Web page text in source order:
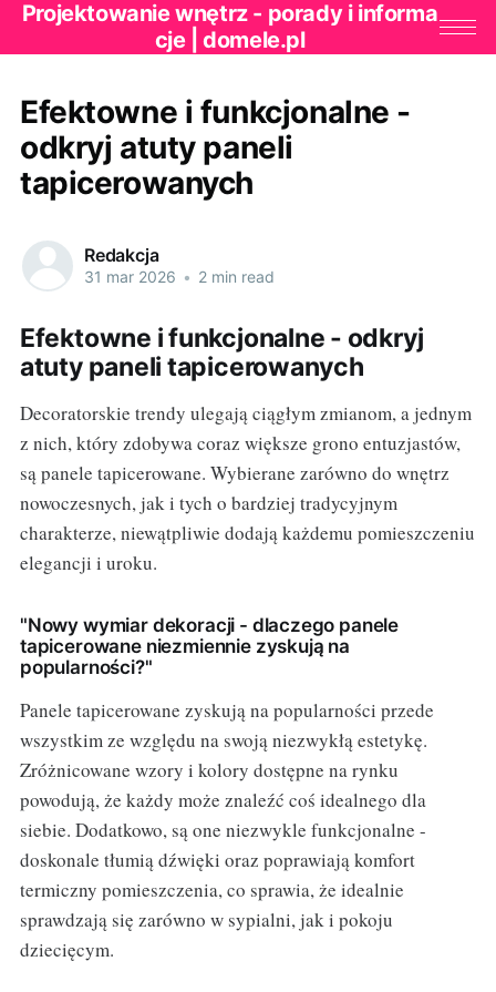
Projektowanie wnętrz - porady i informa
cje | domele.pl
Efektowne i funkcjonalne -
odkryj atuty paneli
tapicerowanych
Redakcja
31 mar 2026 • 2 min read
Efektowne i funkcjonalne - odkryj
atuty paneli tapicerowanych
Decoratorskie trendy ulegają ciągłym zmianom, a jednym
z nich, który zdobywa coraz większe grono entuzjastów,
są panele tapicerowane. Wybierane zarówno do wnętrz
nowoczesnych, jak i tych o bardziej tradycyjnym
charakterze, niewątpliwie dodają każdemu pomieszczeniu
elegancji i uroku.
"Nowy wymiar dekoracji - dlaczego panele
tapicerowane niezmiennie zyskują na
popularności?"
Panele tapicerowane zyskują na popularności przede
wszystkim ze względu na swoją niezwykłą estetykę.
Zróżnicowane wzory i kolory dostępne na rynku
powodują, że każdy może znaleźć coś idealnego dla
siebie. Dodatkowo, są one niezwykle funkcjonalne -
doskonale tłumią dźwięki oraz poprawiają komfort
termiczny pomieszczenia, co sprawia, że idealnie
sprawdzają się zarówno w sypialni, jak i pokoju
dziecięcym.